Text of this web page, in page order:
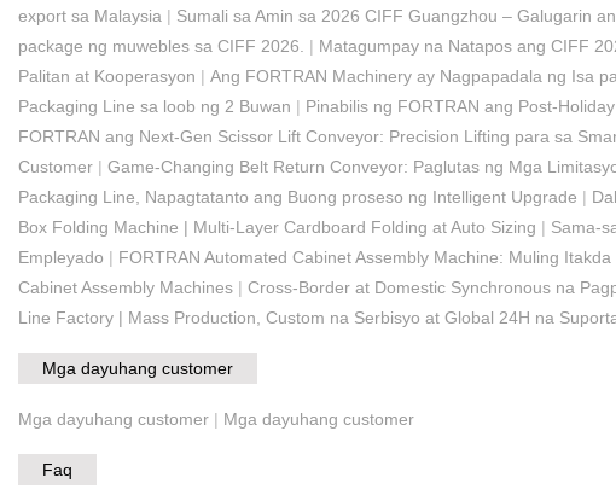
export sa Malaysia | Sumali sa Amin sa 2026 CIFF Guangzhou – Galugarin
package ng muwebles sa CIFF 2026.
| Matagumpay na Natapos ang CIFF
Palitan at Kooperasyon | Ang FORTRAN Machinery ay Nagpapadala ng Isa
Packaging Line sa loob ng 2 Buwan | Pinabilis ng FORTRAN ang Post-
FORTRAN ang Next-Gen Scissor Lift Conveyor: Precision Lifting para sa
Customer | Game-Changing Belt Return Conveyor: Paglutas ng Mga
Packaging Line, Napagtatanto ang Buong proseso ng Intelligent Upgrade |
Box Folding Machine | Multi-Layer Cardboard Folding at Auto Sizing | Sama-
Empleyado | FORTRAN Automated Cabinet Assembly Machine: Muling
Cabinet Assembly Machines | Cross-Border at Domestic Synchronous na
Line Factory | Mass Production, Custom na Serbisyo at Global 24H na
Mga dayuhang customer
Mga dayuhang customer | Mga dayuhang customer
Faq